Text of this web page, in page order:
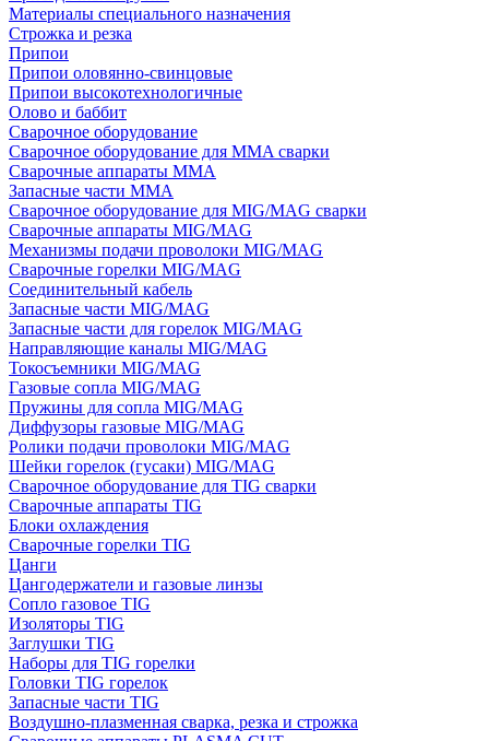
Материалы специального назначения
Строжка и резка
Припои
Припои оловянно-свинцовые
Припои высокотехнологичные
Олово и баббит
Сварочное оборудование
Сварочное оборудование для MMA сварки
Сварочные аппараты MMA
Запасные части MMA
Сварочное оборудование для MIG/MAG сварки
Сварочные аппараты MIG/MAG
Механизмы подачи проволоки MIG/MAG
Сварочные горелки MIG/MAG
Соединительный кабель
Запасные части MIG/MAG
Запасные части для горелок MIG/MAG
Направляющие каналы MIG/MAG
Токосъемники MIG/MAG
Газовые сопла MIG/MAG
Пружины для сопла MIG/MAG
Диффузоры газовые MIG/MAG
Ролики подачи проволоки MIG/MAG
Шейки горелок (гусаки) MIG/MAG
Сварочное оборудование для TIG сварки
Сварочные аппараты TIG
Блоки охлаждения
Сварочные горелки TIG
Цанги
Цангодержатели и газовые линзы
Сопло газовое TIG
Изоляторы TIG
Заглушки TIG
Наборы для TIG горелки
Головки TIG горелок
Запасные части TIG
Воздушно-плазменная сварка, резка и строжка